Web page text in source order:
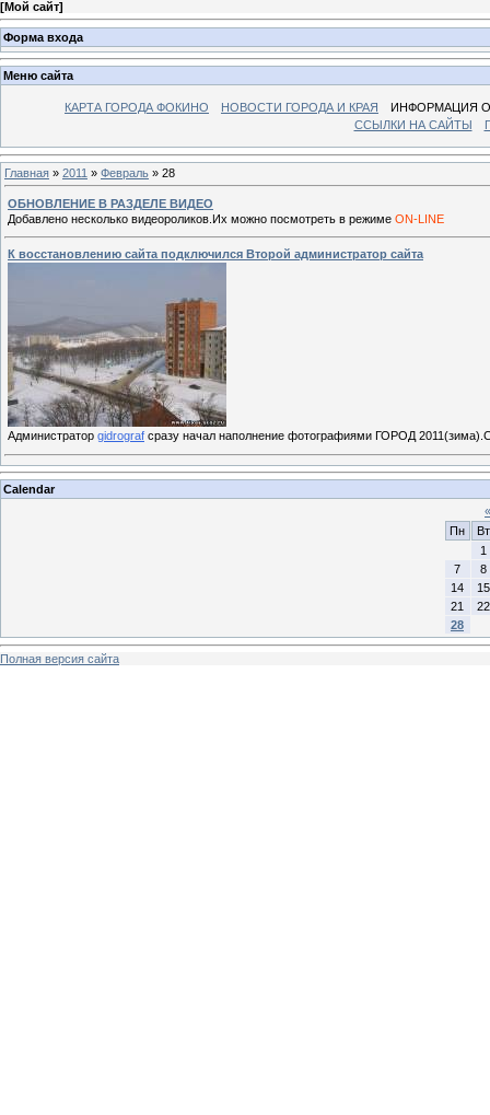
[Мой сайт]
Форма входа
Меню сайта
КАРТА ГОРОДА ФОКИНО НОВОСТИ ГОРОДА И КРАЯ
ИНФОРМАЦИЯ
ССЫЛКИ НА САЙТЫ
Главная » 2011 » Февраль » 28
ОБНОВЛЕНИЕ В РАЗДЕЛЕ ВИДЕО
Добавлено несколько видеороликов.Их можно посмотреть в режимe ON-LINE
К восстановлению сайта подключился Второй администратор сайта
Администратор gidrograf сразу начал наполнение фотографиями ГОРОД
Calendar
«
Пн
Вт
1
7
8
14
15
21
22
28
Полная версия сайта